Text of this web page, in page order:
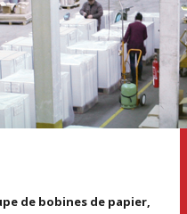
de bobines de papier,